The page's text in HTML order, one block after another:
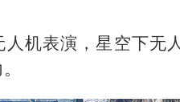
机表演，星空下无